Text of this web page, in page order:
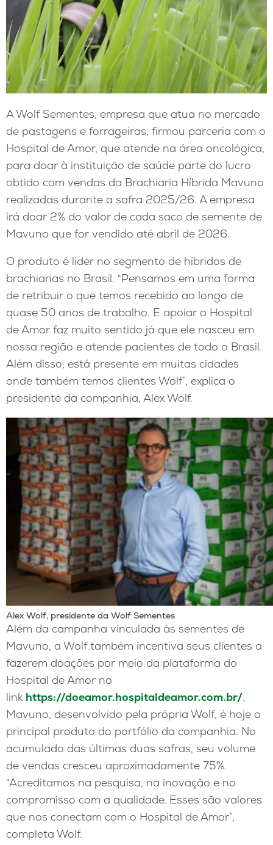
A Wolf Sementes, empresa que atua no mercado
de pastagens e forrageiras, firmou parceria com o
Hospital de Amor, que atende na área oncológica,
para doar à instituição de saúde parte do lucro
obtido com vendas da Brachiaria Híbrida Mavuno
realizadas durante a safra 2025/26. A empresa
irá doar 2% do valor de cada saco de semente de
Mavuno que for vendido até abril de 2026.
O produto é líder no segmento de híbridos de
brachiarias no Brasil. “Pensamos em uma forma
de retribuir o que temos recebido ao longo de
quase 50 anos de trabalho. E apoiar o Hospital
de Amor faz muito sentido já que ele nasceu em
nossa região e atende pacientes de todo o Brasil.
Além disso, está presente em muitas cidades
onde também temos clientes Wolf”, explica o
presidente da companhia, Alex Wolf.
Alex Wolf, presidente da Wolf Sementes
Além da campanha vinculada às sementes de
Mavuno, a Wolf também incentiva seus clientes a
fazerem doações por meio da plataforma do
Hospital de Amor no
link https://doeamor.hospitaldeamor.com.br/.
Mavuno, desenvolvido pela própria Wolf, é hoje o
principal produto do portfólio da companhia. No
acumulado das últimas duas safras, seu volume
de vendas cresceu aproximadamente 75%.
“Acreditamos na pesquisa, na inovação e no
compromisso com a qualidade. Esses são valores
que nos conectam com o Hospital de Amor”,
completa Wolf.